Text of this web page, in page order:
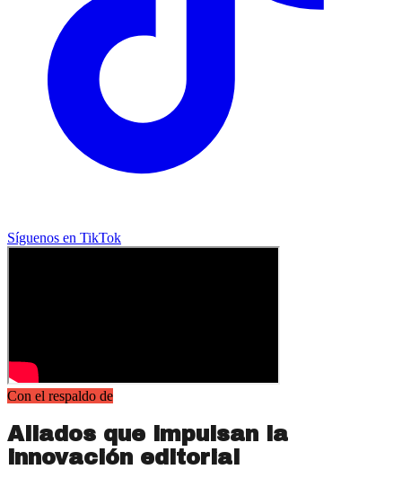
Síguenos en TikTok
Con el respaldo de
Aliados que impulsan la
innovación editorial